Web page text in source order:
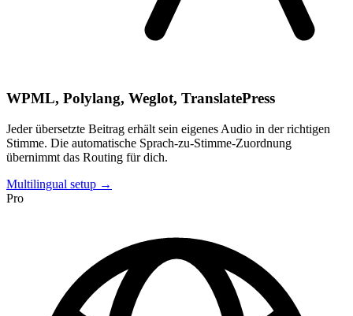
WPML, Polylang, Weglot, TranslatePress
Jeder übersetzte Beitrag erhält sein eigenes Audio in der richtigen
Stimme. Die automatische Sprach-zu-Stimme-Zuordnung
übernimmt das Routing für dich.
Multilingual setup →
Pro